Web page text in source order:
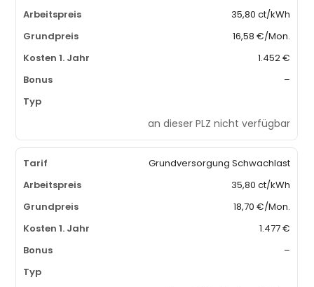
35,80 ct/kWh
16,58 €/Mon.
1.452 €
–
an dieser PLZ nicht verfügbar
Grundversorgung Schwachlast
35,80 ct/kWh
18,70 €/Mon.
1.477 €
–